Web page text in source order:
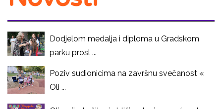
Dodjelom medalja i diploma u Gradskom
parku prosl ...
Poziv sudionicima na završnu svečanost «
Oli ...